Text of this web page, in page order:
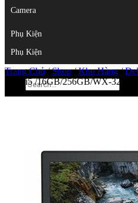
Laptop
Camera
Phụ Kiện
Camera
Phụ Kiện
Top
Trang Chủ/Shop/Kho Hàng/
Core i5 /16GB/256GB/WX-32000